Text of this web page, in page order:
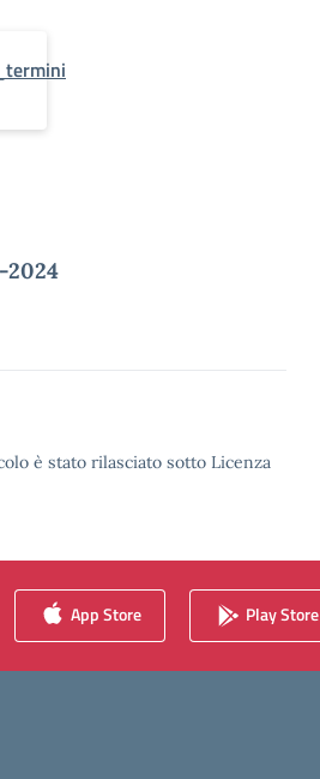
è stato rilasciato sotto Licenza
App Store Play Store